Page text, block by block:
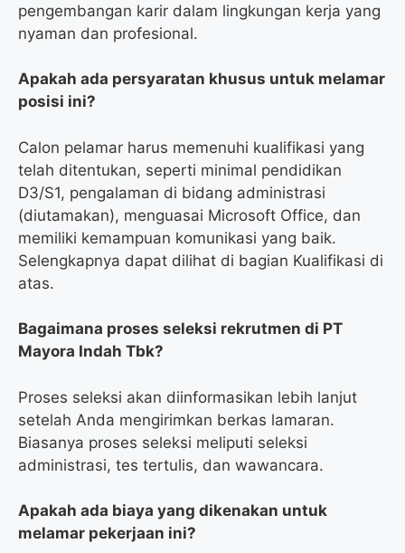
pengembangan karir dalam lingkungan kerja yang
nyaman dan profesional.
Apakah ada persyaratan khusus untuk melamar
posisi ini?
Calon pelamar harus memenuhi kualifikasi yang
telah ditentukan, seperti minimal pendidikan
D3/S1, pengalaman di bidang administrasi
(diutamakan), menguasai Microsoft Office, dan
memiliki kemampuan komunikasi yang baik.
Selengkapnya dapat dilihat di bagian Kualifikasi di
atas.
Bagaimana proses seleksi rekrutmen di PT
Mayora Indah Tbk?
Proses seleksi akan diinformasikan lebih lanjut
setelah Anda mengirimkan berkas lamaran.
Biasanya proses seleksi meliputi seleksi
administrasi, tes tertulis, dan wawancara.
Apakah ada biaya yang dikenakan untuk
melamar pekerjaan ini?